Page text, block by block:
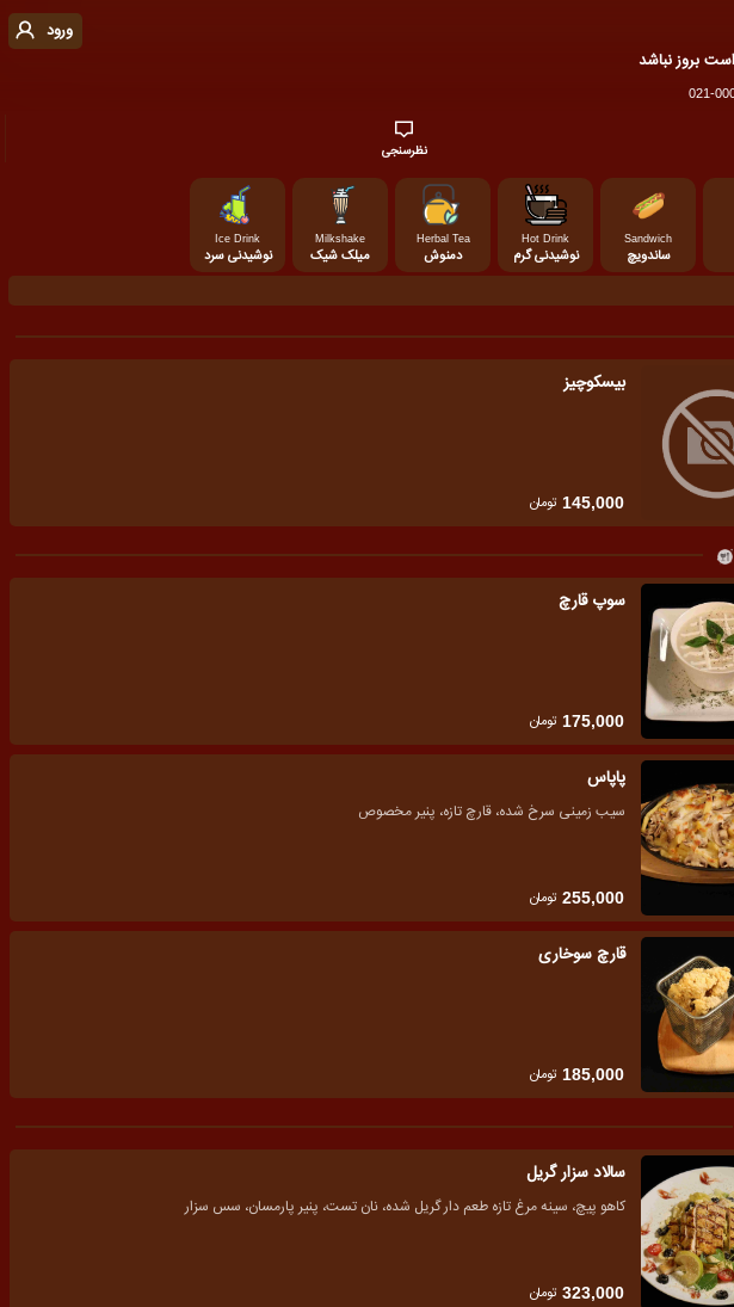
ورود
بروز نباشد
نظرسنجی
Sandwich
ساندویچ
Hot Drink
نوشیدنی گرم
Herbal Tea
دمنوش
Milkshake
میلک شیک
Ice Drink
نوشیدنی سرد
بیسکوچیز
145,000 تومان
سوپ قارچ
175,000 تومان
پاپاس
سیب زمینی سرخ شده، قارچ تازه، پنیر مخصوص
255,000 تومان
قارچ سوخاری
185,000 تومان
سالاد سزار گریل
کاهو پیچ، سینه مرغ تازه طعم دار گریل شده، نان تست، پنیر پارمسان، سس سزار
323,000 تومان